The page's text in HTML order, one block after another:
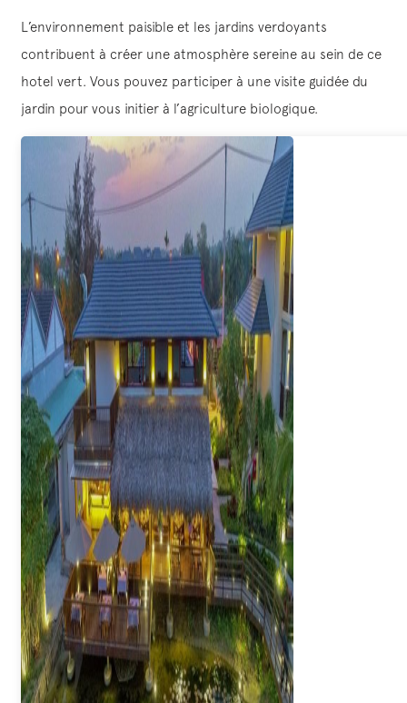
L’environnement paisible et les jardins verdoyants
contribuent à créer une atmosphère sereine au sein de ce
hotel vert. Vous pouvez participer à une visite guidée du
jardin pour vous initier à l’agriculture biologique.